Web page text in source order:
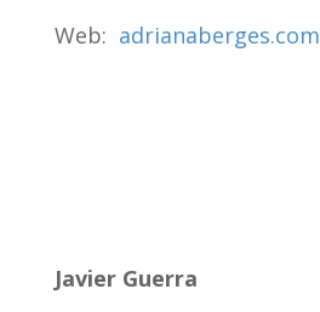
Web: adrianaberges.com
Javier Guerra